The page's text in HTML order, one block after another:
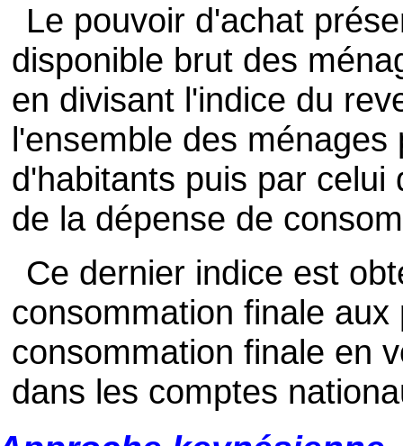
Le pouvoir d'achat
disponible brut des
en divisant l'indice du
l'ensemble des
d'habitants puis par celui
de la dépense de
Ce dernier indice est
consommation finale
consommation finale en
dans les comptes